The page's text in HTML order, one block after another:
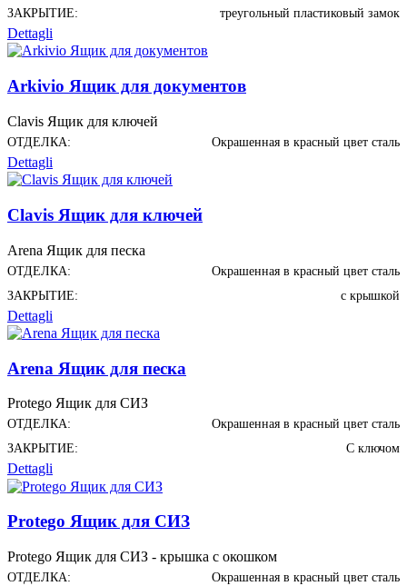
ЗАКРЫТИЕ:
треугольный пластиковый замок
Dettagli
Arkivio Ящик для документов
Clavis Ящик для ключей
ОТДЕЛКА: Окрашенная в красный цвет сталь
Dettagli
Clavis Ящик для ключей
Arena Ящик для песка
ОТДЕЛКА:
Окрашенная в красный цвет сталь
ЗАКРЫТИЕ:
с крышкой
Dettagli
Arena Ящик для песка
Protego Ящик для СИЗ
ОТДЕЛКА:
Окрашенная в красный цвет сталь
ЗАКРЫТИЕ:
С ключом
Dettagli
Protego Ящик для СИЗ
Protego Ящик для СИЗ - крышка с окошком
ОТДЕЛКА:
Окрашенная в красный цвет сталь